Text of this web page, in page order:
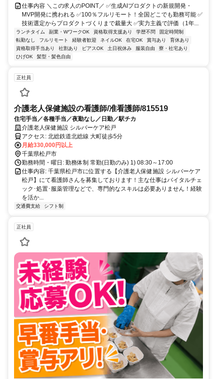
仕事内容 ＼この求人のPOINT／ ✅生成AIプロダクトの新規開発・
MVP開発に携われる ✅100％フルリモート！全国どこでも勤務可能 ✅
技術選定からプロダクトづくりまで裁量大 ✅実力主義で評価（1年...
ランチタイム 副業・WワークOK 資格取得支援あり 学歴不問
固定時間制
転勤なし
フルリモート 経験者歓迎 ネイルOK 在宅OK 賞与あり
育休あり
資格取得手当あり
社割あり ピアスOK 土日祝休み 服装自由
寮・社宅あり
ひげOK
髪型・髪色自由
正社員
介護老人保健施設の看護師/准看護師/815519
住宅手当／各種手当／夜勤なし／日勤／駅チカ
介護老人保健施設 シルバーケア松戸
アクセス: 北総鉄道北総線 大町徒歩5分
月給330,000円以上
千葉県松戸市
勤務時間・曜日: 勤務体制 常勤(日勤のみ) 1) 08:30～17:00
仕事内容: 千葉県松戸市に位置する【介護老人保健施設 シルバーケア
松戸】にて看護師さんを募集しております！主な仕事はバイタルチェ
ック･処置･服薬管理などで、専門的なスキルは必要ありません！経験
を活か...
交通費支給 シフト制
正社員